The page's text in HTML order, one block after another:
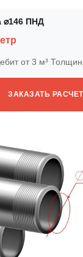
⌀146 ПНД
от 3 м³
ЗАКАЗАТЬ РАСЧЕТ